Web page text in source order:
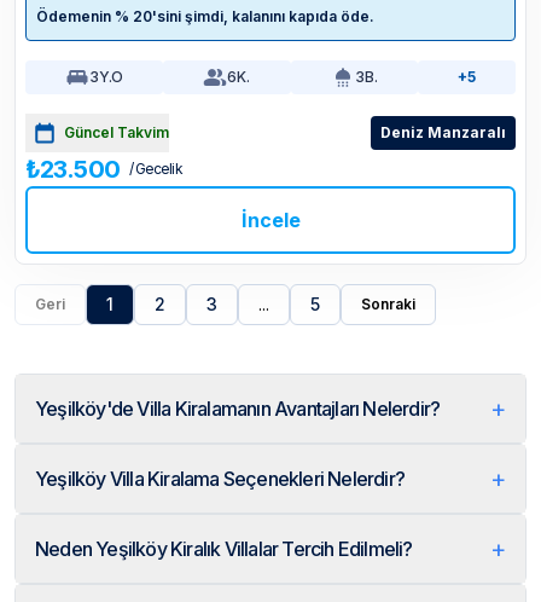
Ödemenin % 20'sini şimdi, kalanını kapıda öde.
3Y.O 6K. 3B. +5
Güncel Takvim Deniz Manzaralı
₺23.500 / Gecelik
İncele
Geri 1 2 3 ... 5 Sonraki
Yeşilköy'de Villa Kiralamanın Avantajları Nelerdir? +
Yeşilköy Villa Kiralama Seçenekleri Nelerdir? +
Neden Yeşilköy Kiralık Villalar Tercih Edilmeli? +